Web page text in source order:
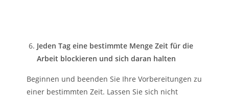
Jeden Tag eine bestimmte Menge Zeit für die
Arbeit blockieren und sich daran halten
Beginnen und beenden Sie Ihre Vorbereitungen zu
einer bestimmten Zeit. Lassen Sie sich nicht